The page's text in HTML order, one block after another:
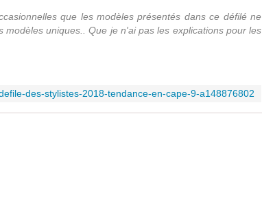
que les modèles présentés dans ce défilé ne
modèles uniques.. Que je n'ai pas les explications pour les
des-stylistes-2018-tendance-en-cape-9-a148876802